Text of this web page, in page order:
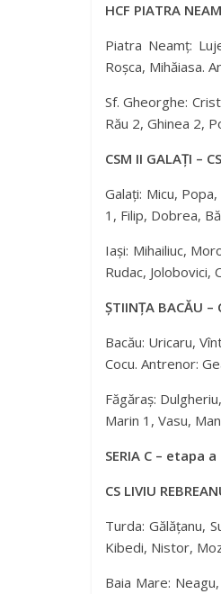
HCF PIATRA
Piatra Neamț:
Roșca, Mihăiasa.
Sf. Gheorghe:
Rău 2, Ghinea 2,
CSM II GALAȚI –
Galați: Micu,
1, Filip, Dobrea,
Iași: Mihailiuc,
Rudac, Jolobovici,
ȘTIINȚA BACĂU
Bacău: Uricaru,
Cocu. Antrenor:
Făgăraș:
Marin 1, Vasu,
SERIA C – etapa
CS LIVIU
Turda: Gălățanu,
Kibedi, Nistor,
Baia Mare: